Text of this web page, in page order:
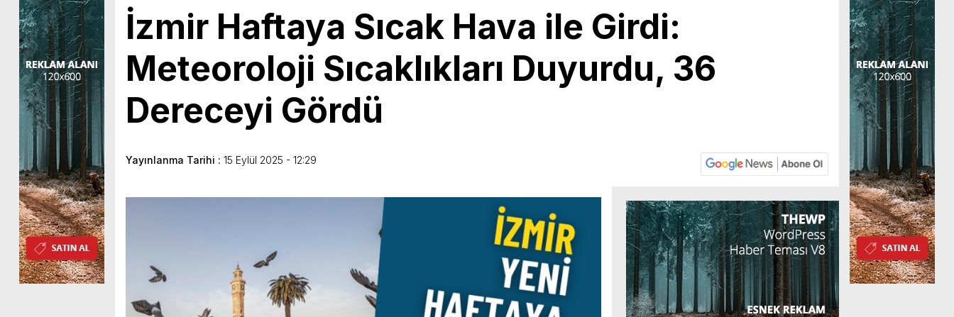
İzmir Haftaya Sıcak Hava ile Girdi:
Meteoroloji Sıcaklıkları Duyurdu, 36
Dereceyi Gördü
Yayınlanma Tarihi : 15 Eylül 2025 - 12:29